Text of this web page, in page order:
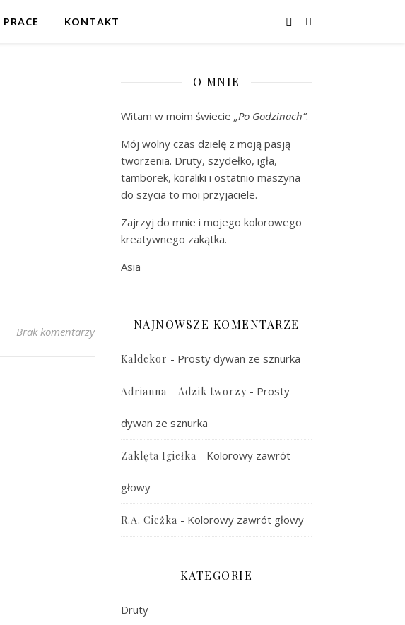
KONTAKT
Brak komentarzy
O MNIE
Witam w moim świecie „Po Godzinach”.
Mój wolny czas dzielę z moją pasją
tworzenia. Druty, szydełko, igła,
tamborek, koraliki i ostatnio maszyna
do szycia to moi przyjaciele.
Zajrzyj do mnie i mojego kolorowego
kreatywnego zakątka.
Asia
NAJNOWSZE KOMENTARZE
Kaldekor - Prosty dywan ze sznurka
Adrianna - Adzik tworzy - Prosty
dywan ze sznurka
Zaklęta Igiełka - Kolorowy zawrót
głowy
R.A. Cieżka - Kolorowy zawrót głowy
KATEGORIE
Druty